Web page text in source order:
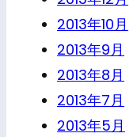
2013年10月
2013年9月
2013年8月
2013年7月
2013年5月